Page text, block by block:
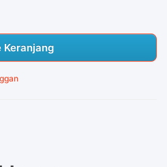
Keranjang